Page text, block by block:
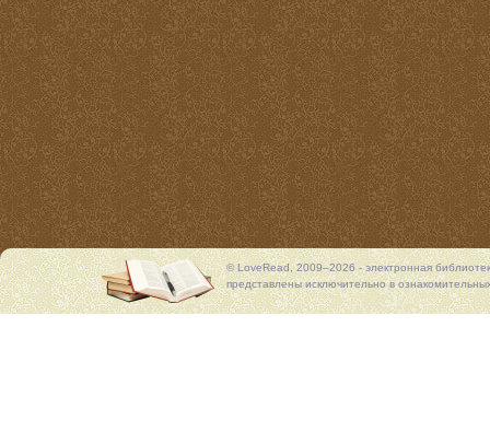
© LoveRead, 2009–2026 - электронная
представлены исключительно в